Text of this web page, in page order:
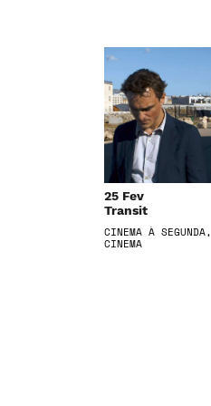
25 Fev
Transit
CINEMA À SEGUNDA,
CINEMA